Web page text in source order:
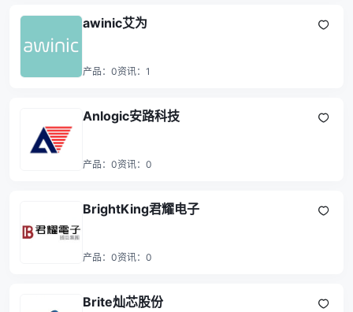
awinic艾为
产品： 0资讯： 1
Anlogic安路科技
产品： 0资讯： 0
BrightKing君耀电子
产品： 0资讯： 0
Brite灿芯股份